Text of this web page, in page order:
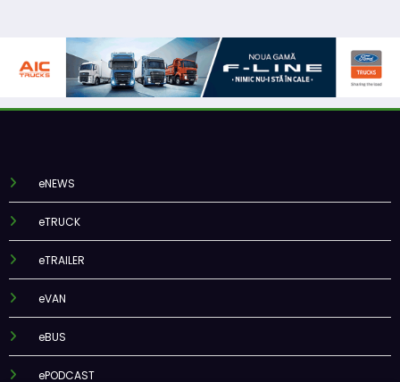
eNEWS
eTRUCK
eTRAILER
eVAN
eBUS
ePODCAST